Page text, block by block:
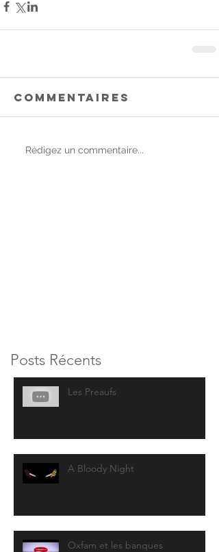
Posts Récents
Les Preaufs
A Bloody Night
Oxfam et les banques
Commentaires
Rédigez un commentaire...